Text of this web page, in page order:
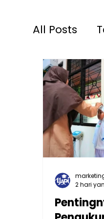
All Posts
TKIA 13
2 hari